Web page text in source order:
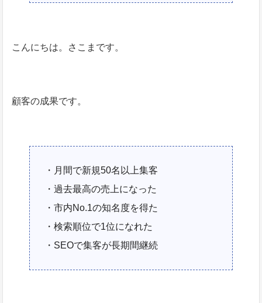
こんにちは。さこまです。
顧客の成果です。
・月間で新規50名以上集客
・過去最高の売上になった
・市内No.1の知名度を得た
・検索順位で1位になれた
・SEOで集客が長期間継続